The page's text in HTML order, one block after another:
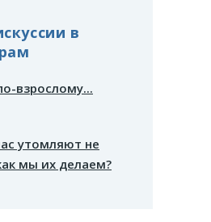
в
взрослому...
утомляют не
мы их делаем?